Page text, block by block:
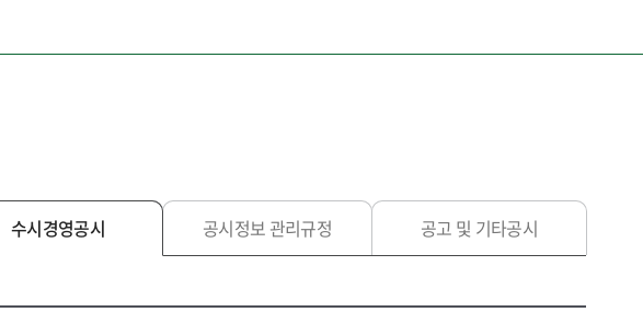
수시경영공시 공시정보 관리규정 공고 및 기타공시